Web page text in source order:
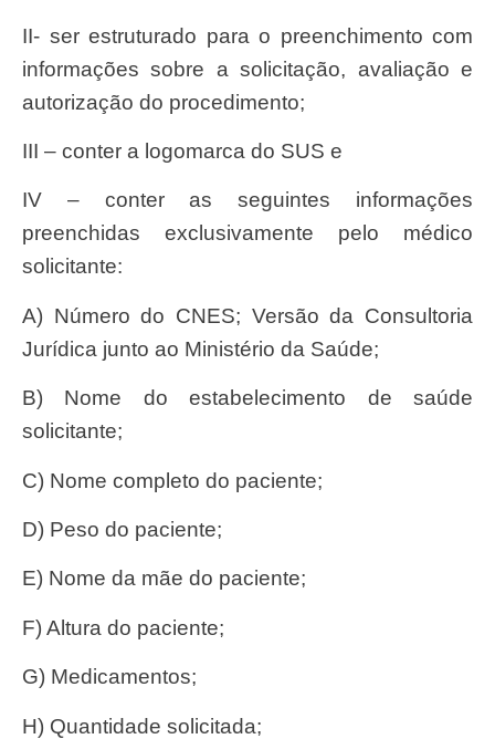
II- ser estruturado para o preenchimento com
informações sobre a solicitação, avaliação e
autorização do procedimento;
III – conter a logomarca do SUS e
IV – conter as seguintes informações
preenchidas exclusivamente pelo médico
solicitante:
a) Número do CNES; Versão da Consultoria
Jurídica junto ao Ministério da Saúde;
b) Nome do estabelecimento de saúde
solicitante;
c) Nome completo do paciente;
d) Peso do paciente;
e) Nome da mãe do paciente;
f) Altura do paciente;
g) Medicamentos;
h) Quantidade solicitada;